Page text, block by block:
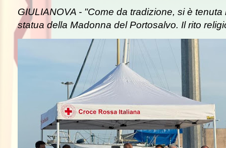
GIULIANOVA - "Come da tradizione, si è
statua della Madonna del Portosalvo. Il rito